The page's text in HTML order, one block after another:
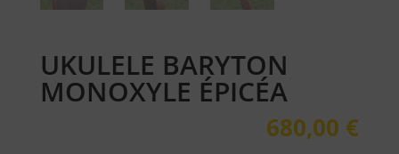
UKULELE BARYTON
MONOXYLE ÉPICÉA
680,00 €